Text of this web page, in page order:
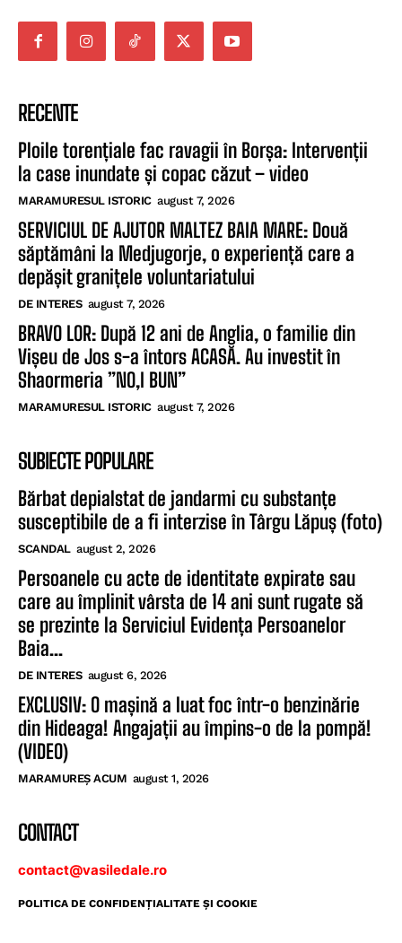
RECENTE
Ploile torențiale fac ravagii în Borșa: Intervenții
la case inundate și copac căzut – video
MARAMURESUL ISTORIC august 7, 2026
SERVICIUL DE AJUTOR MALTEZ BAIA MARE: Două
săptămâni la Medjugorje, o experiență care a
depășit granițele voluntariatului
DE INTERES august 7, 2026
BRAVO LOR: După 12 ani de Anglia, o familie din
Vișeu de Jos s-a întors ACASĂ. Au investit în
Shaormeria ”NO,I BUN”
MARAMURESUL ISTORIC august 7, 2026
SUBIECTE POPULARE
Bărbat depialstat de jandarmi cu substanțe
susceptibile de a fi interzise în Târgu Lăpuș (foto)
SCANDAL august 2, 2026
Persoanele cu acte de identitate expirate sau
care au împlinit vârsta de 14 ani sunt rugate să
se prezinte la Serviciul Evidența Persoanelor
Baia...
DE INTERES august 6, 2026
EXCLUSIV: O mașină a luat foc într-o benzinărie
din Hideaga! Angajații au împins-o de la pompă!
(VIDEO)
MARAMUREȘ ACUM august 1, 2026
CONTACT
contact@vasiledale.ro
POLITICA DE CONFIDENŢIALITATE ŞI COOKIE